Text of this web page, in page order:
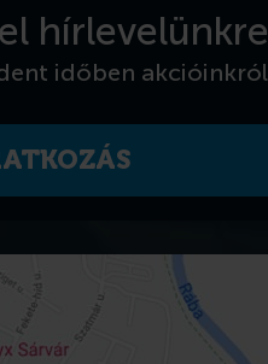
hírlevelünkre
időben